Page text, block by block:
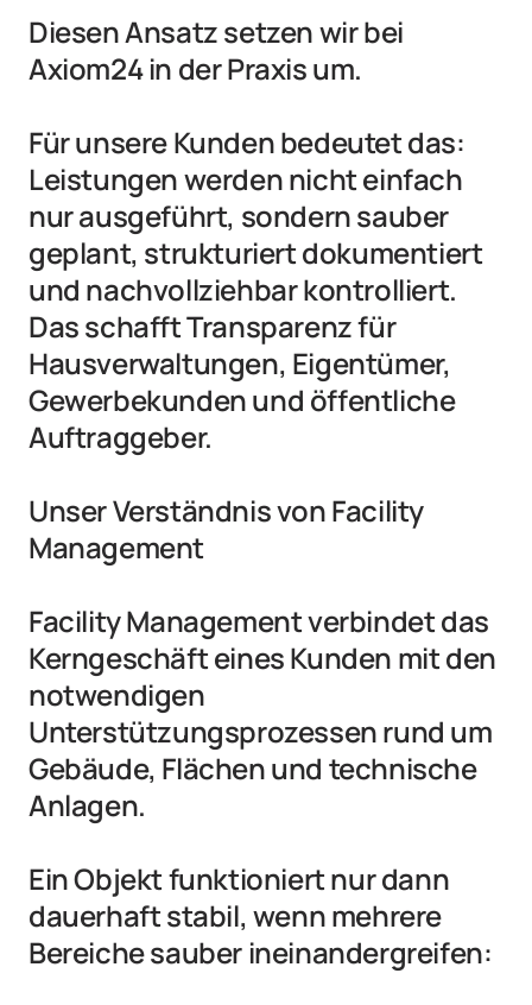
Diesen Ansatz setzen wir bei
Axiom24 in der Praxis um.
Für unsere Kunden bedeutet das:
Leistungen werden nicht einfach
nur ausgeführt, sondern sauber
geplant, strukturiert dokumentiert
und nachvollziehbar kontrolliert.
Das schafft Transparenz für
Hausverwaltungen, Eigentümer,
Gewerbekunden und öffentliche
Auftraggeber.
Unser Verständnis von Facility
Management
Facility Management verbindet das
Kerngeschäft eines Kunden mit den
notwendigen
Unterstützungsprozessen rund um
Gebäude, Flächen und technische
Anlagen.
Ein Objekt funktioniert nur dann
dauerhaft stabil, wenn mehrere
Bereiche sauber ineinandergreifen: